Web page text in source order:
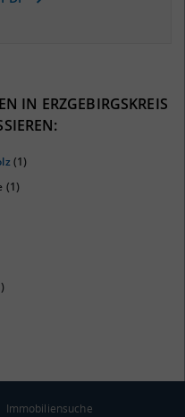
IN ERZGEBIRGSKREIS
(1)
(1)
Immobiliensuche